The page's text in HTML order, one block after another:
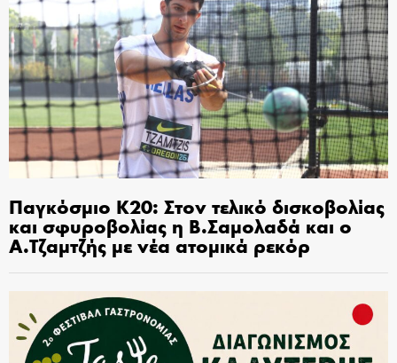
Παγκόσμιο Κ20: Στον τελικό δισκοβολίας
και σφυροβολίας η Β.Σαμολαδά και ο
Α.Τζαμτζής με νέα ατομικά ρεκόρ